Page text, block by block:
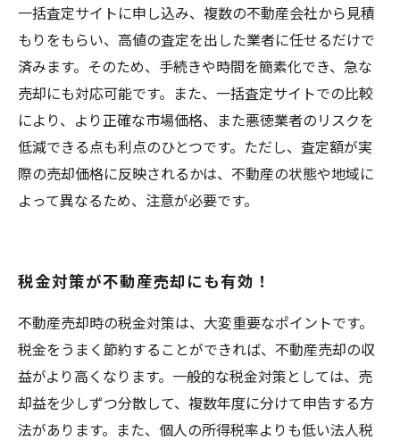
一括査定サイトに申し込み、複数の不動産会社から見積
もりをもらい、高値の査定を出した業者に任せるだけで
済みます。そのため、手続きや時間を簡素化でき、急な
売却にも対応可能です。また、一括査定サイトでの比較
により、より正確な市場価格、また悪徳業者のリスクを
低減できる点も利点のひとつです。ただし、査定額が実
際の売却価格に反映されるかは、不動産の状態や地域に
よって異なるため、注意が必要です。
税金対策が不動産売却にも有効！
不動産売却時の税金対策は、大変重要なポイントです。
税金をうまく節約することができれば、不動産売却の収
益がより高くなります。一般的な税金対策としては、売
却益を少しずつ分散して、複数年度に分けて申告する方
法があります。また、個人の所得税率よりも低い法人税